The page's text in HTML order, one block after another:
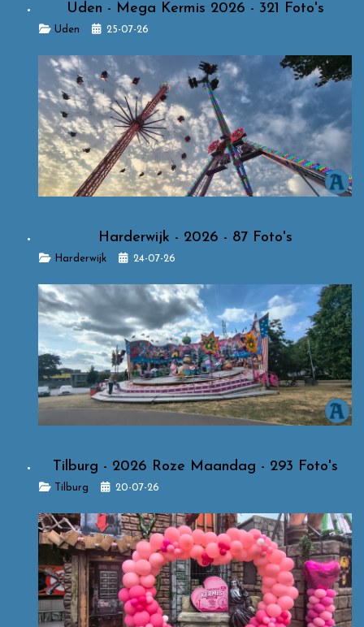
Uden - Mega Kermis 2026 - 321 Foto's
Details
Uden 25-07-26
Harderwijk - 2026 - 87 Foto's
DetailsHarderwijk 24-07-26
Tilburg - 2026 Roze Maandag - 293 Foto's
Details
Tilburg 20-07-26